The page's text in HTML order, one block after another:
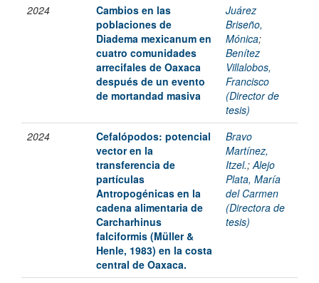
2024
Cambios en las
poblaciones de
Diadema mexicanum en
cuatro comunidades
arrecifales de Oaxaca
después de un evento
de mortandad masiva
Juárez
Briseño,
Mónica;
Benítez
Villalobos,
Francisco
(Director de
tesis)
2024
Cefalópodos: potencial
vector en la
transferencia de
partículas
Antropogénicas en la
cadena alimentaria de
Carcharhinus
falciformis (Müller &
Henle, 1983) en la costa
central de Oaxaca.
Bravo
Martínez,
Itzel.;Alejo
Plata, María
del Carmen
(Directora de
tesis)